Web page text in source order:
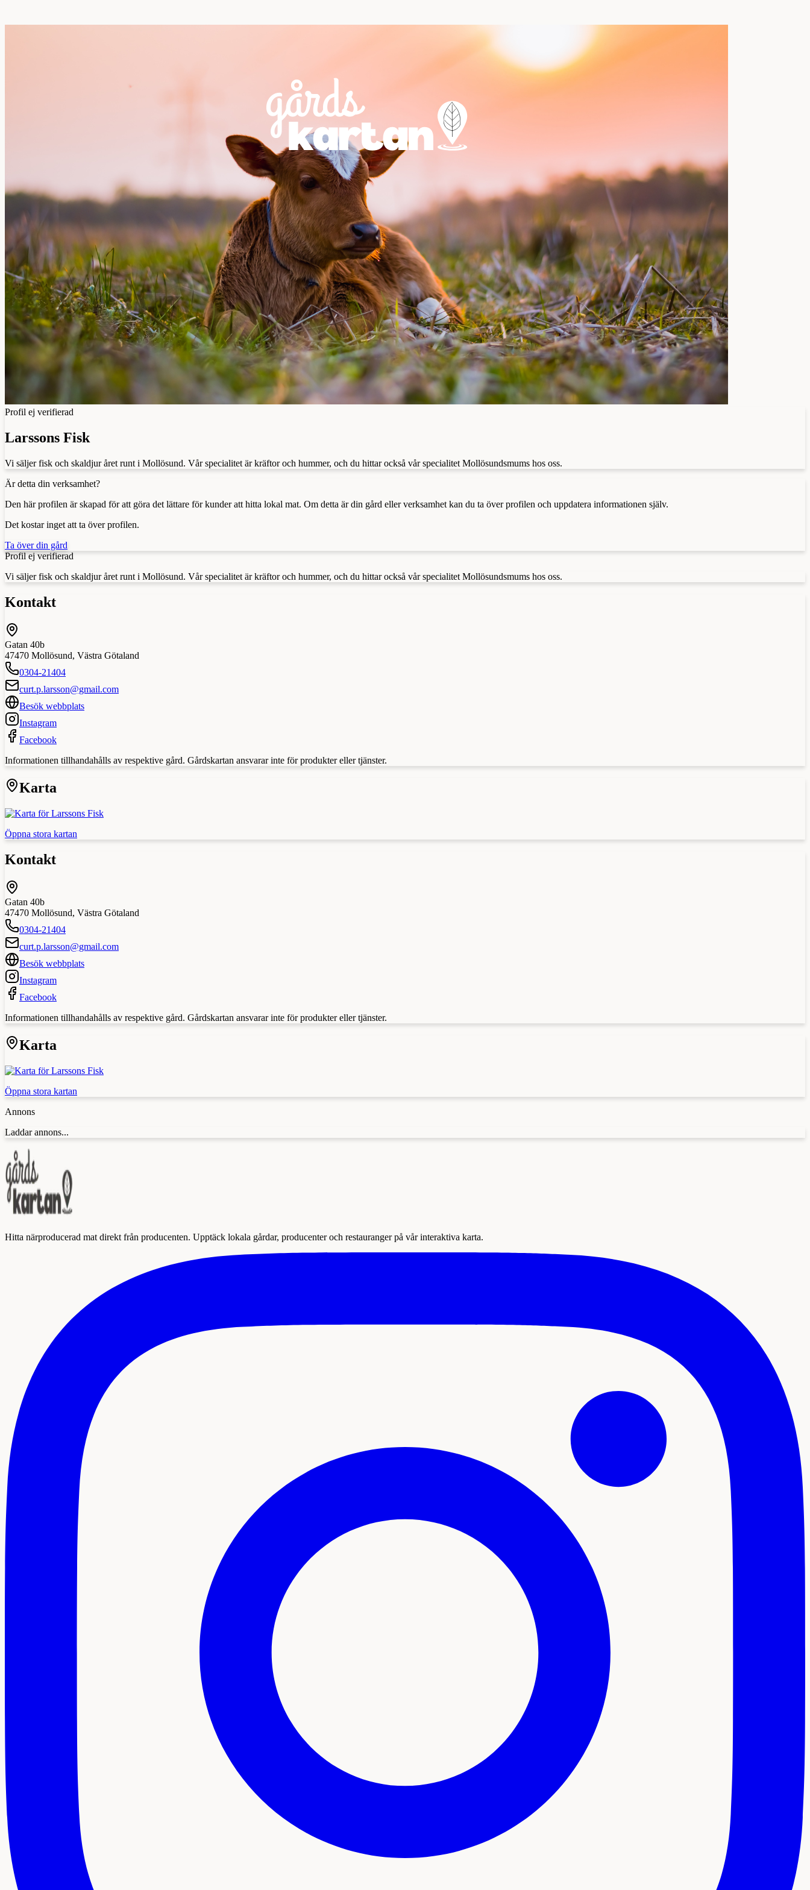
Profil ej verifierad
Larssons Fisk
Vi säljer fisk och skaldjur året runt i Mollösund. Vår specialitet är kräftor och hummer, och du hittar också vår specialitet Mollösundsmums hos oss.
Är detta din verksamhet?
Den här profilen är skapad för att göra det lättare för kunder att hitta lokal mat. Om detta är din gård eller verksamhet kan du ta över profilen och uppdatera informationen själv.
Det kostar inget att ta över profilen.
Ta över din gård
Profil ej verifierad
Vi säljer fisk och skaldjur året runt i Mollösund. Vår specialitet är kräftor och hummer, och du hittar också vår specialitet Mollösundsmums hos oss.
Kontakt
Gatan 40b
47470 Mollösund, Västra Götaland
0304-21404
curt.p.larsson@gmail.com
Besök webbplats
Instagram
Facebook
Informationen tillhandahålls av respektive gård. Gårdskartan ansvarar inte för produkter eller tjänster.
Karta
Öppna stora kartan
Kontakt
Gatan 40b
47470 Mollösund, Västra Götaland
0304-21404
curt.p.larsson@gmail.com
Besök webbplats
Instagram
Facebook
Informationen tillhandahålls av respektive gård. Gårdskartan ansvarar inte för produkter eller tjänster.
Karta
Öppna stora kartan
Annons
Laddar annons...
Hitta närproducerad mat direkt från producenten. Upptäck lokala gårdar, producenter och restauranger på vår interaktiva karta.